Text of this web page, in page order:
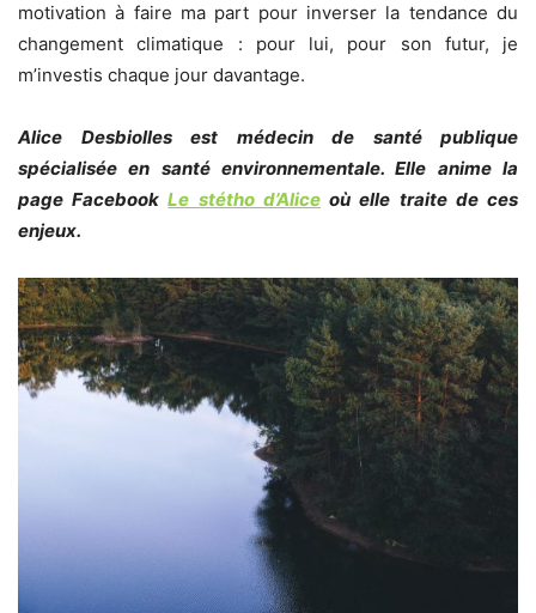
motivation à faire ma part pour inverser la tendance du
changement climatique : pour lui, pour son futur, je
m’investis chaque jour davantage.
Alice Desbiolles est médecin de santé publique
spécialisée en santé environnementale. Elle anime la
page FacebookLe stétho d’Aliceoù elle traite de ces
enjeux.